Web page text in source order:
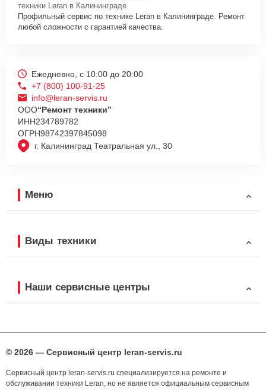
техники Leran в Калининграде.
Профильный сервис по технике Leran в Калининграде. Ремонт
любой сложности с гарантией качества.
г. Калининград Театральная ул., 30
Ежедневно, с 10:00 до 20:00
+7 (800) 100-91-25
info@leran-servis.ru
ООО“Ремонт техники”
ИНН234789782
ОГРН98742397845098
Меню
Виды техники
Наши сервисные центры
© 2026 — Сервисный центр leran-servis.ru
Сервисный центр leran-servis.ru специализируется на ремонте и
обслуживании техники Leran, но не является официальным сервисным